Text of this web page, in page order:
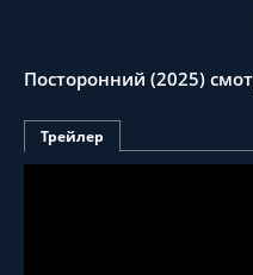
Посторонний (2025)
Трейлер